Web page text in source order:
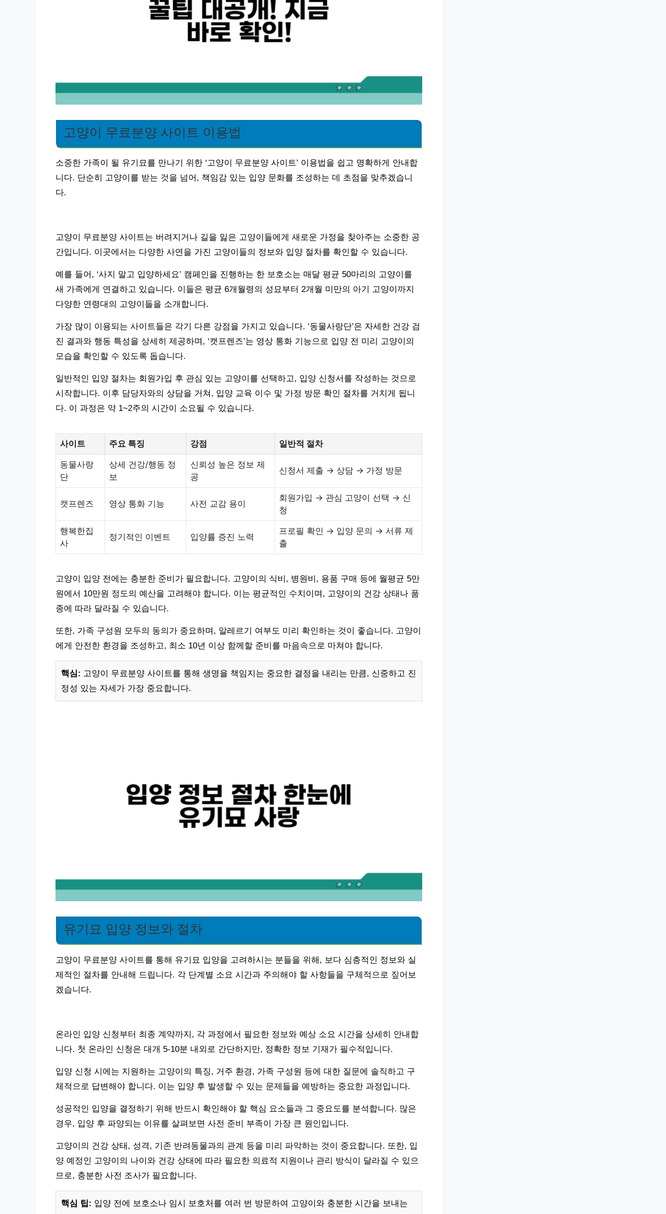
고양이 무료분양 사이트 이용법
소중한 가족이 될 유기묘를 만나기 위한 ‘고양이 무료분양 사이트’ 이용법을 쉽고 명확하게 안내합
니다. 단순히 고양이를 받는 것을 넘어, 책임감 있는 입양 문화를 조성하는 데 초점을 맞추겠습니
다.
고양이 무료분양 사이트는 버려지거나 길을 잃은 고양이들에게 새로운 가정을 찾아주는 소중한 공
간입니다. 이곳에서는 다양한 사연을 가진 고양이들의 정보와 입양 절차를 확인할 수 있습니다.
예를 들어, ‘사지 말고 입양하세요’ 캠페인을 진행하는 한 보호소는 매달 평균 50마리의 고양이를
새 가족에게 연결하고 있습니다. 이들은 평균 6개월령의 성묘부터 2개월 미만의 아기 고양이까지
다양한 연령대의 고양이들을 소개합니다.
가장 많이 이용되는 사이트들은 각기 다른 강점을 가지고 있습니다. ‘동물사랑단’은 자세한 건강 검
진 결과와 행동 특성을 상세히 제공하며, ‘캣프렌즈’는 영상 통화 기능으로 입양 전 미리 고양이의
모습을 확인할 수 있도록 돕습니다.
일반적인 입양 절차는 회원가입 후 관심 있는 고양이를 선택하고, 입양 신청서를 작성하는 것으로
시작합니다. 이후 담당자와의 상담을 거쳐, 입양 교육 이수 및 가정 방문 확인 절차를 거치게 됩니
다. 이 과정은 약 1~2주의 시간이 소요될 수 있습니다.
사이트 주요 특징 강점 일반적 절차
동물사랑
단
상세 건강/행동 정
보
신뢰성 높은 정보 제
공
신청서 제출 → 상담 → 가정 방문
캣프렌즈 영상 통화 기능 사전 교감 용이
회원가입 → 관심 고양이 선택 → 신
청
행복한집
사
정기적인 이벤트 입양률 증진 노력
프로필 확인 → 입양 문의 → 서류 제
출
고양이 입양 전에는 충분한 준비가 필요합니다. 고양이의 식비, 병원비, 용품 구매 등에 월평균 5만
원에서 10만원 정도의 예산을 고려해야 합니다. 이는 평균적인 수치이며, 고양이의 건강 상태나 품
종에 따라 달라질 수 있습니다.
또한, 가족 구성원 모두의 동의가 중요하며, 알레르기 여부도 미리 확인하는 것이 좋습니다. 고양이
에게 안전한 환경을 조성하고, 최소 10년 이상 함께할 준비를 마음속으로 마쳐야 합니다.
핵심: 고양이 무료분양 사이트를 통해 생명을 책임지는 중요한 결정을 내리는 만큼, 신중하고 진
정성 있는 자세가 가장 중요합니다.
유기묘 입양 정보와 절차
고양이 무료분양 사이트를 통해 유기묘 입양을 고려하시는 분들을 위해, 보다 심층적인 정보와 실
제적인 절차를 안내해 드립니다. 각 단계별 소요 시간과 주의해야 할 사항들을 구체적으로 짚어보
겠습니다.
온라인 입양 신청부터 최종 계약까지, 각 과정에서 필요한 정보와 예상 소요 시간을 상세히 안내합
니다. 첫 온라인 신청은 대개 5-10분 내외로 간단하지만, 정확한 정보 기재가 필수적입니다.
입양 신청 시에는 지원하는 고양이의 특징, 거주 환경, 가족 구성원 등에 대한 질문에 솔직하고 구
체적으로 답변해야 합니다. 이는 입양 후 발생할 수 있는 문제들을 예방하는 중요한 과정입니다.
성공적인 입양을 결정하기 위해 반드시 확인해야 할 핵심 요소들과 그 중요도를 분석합니다. 많은
경우, 입양 후 파양되는 이유를 살펴보면 사전 준비 부족이 가장 큰 원인입니다.
고양이의 건강 상태, 성격, 기존 반려동물과의 관계 등을 미리 파악하는 것이 중요합니다. 또한, 입
양 예정인 고양이의 나이와 건강 상태에 따라 필요한 의료적 지원이나 관리 방식이 달라질 수 있으
므로, 충분한 사전 조사가 필요합니다.
핵심 팁: 입양 전에 보호소나 임시 보호처를 여러 번 방문하여 고양이와 충분한 시간을 보내는